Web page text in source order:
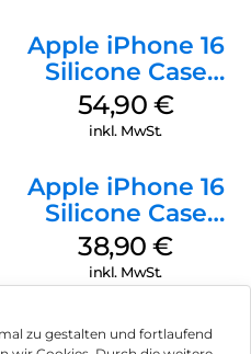
zu gestalten und fortlaufend
Apple iPhone 16
Silicone Case
MagSafe Black
54,90 €
inkl. MwSt.
Apple iPhone 16
Silicone Case
MagSafe
Ultramarine
38,90€
inkl. MwSt.